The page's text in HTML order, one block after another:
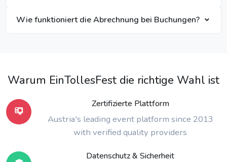
Wie funktioniert die Abrechnung bei Buchungen?
Warum EinTollesFest die richtige Wahl ist
Zertifizierte Plattform
Austria's leading event platform since 2013
with verified quality providers
Datenschutz & Sicherheit